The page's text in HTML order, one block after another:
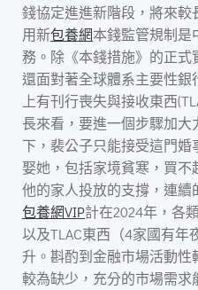
錢協定進進新階段，將來
用新包養網本錢監管規制是
務。除《本錢措施》的正
還面對著全球體系主要性
上有刊行喪失與接收東西
長來看，要進一個步驟加
下，裴公子只能接受這門
娶她，包括家境貧寒，買不
他的家人投放的支撐，連
包養網VIP計在2024年，各
以及TLAC東西（4家國有年
升。斟酌到金融市場活動性
較為缺少，充分的市場需